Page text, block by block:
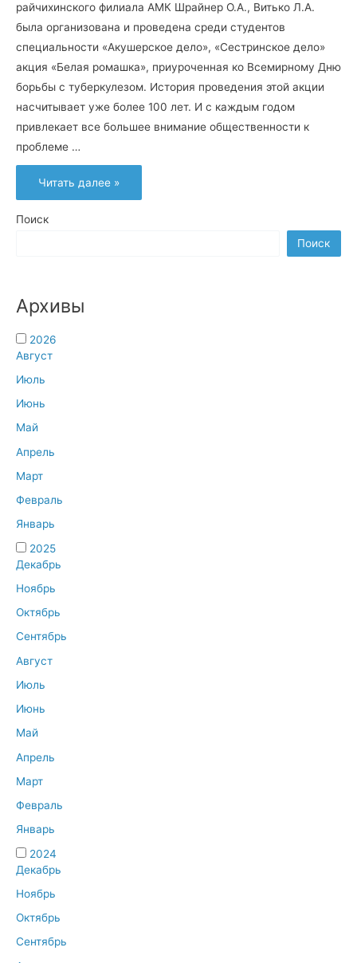
райчихинского филиала АМК Шрайнер О.А., Витько Л.А.
была организована и проведена среди студентов
специальности «Акушерское дело», «Сестринское дело»
акция «Белая ромашка», приуроченная ко Всемирному Дню
борьбы с туберкулезом. История проведения этой акции
насчитывает уже более 100 лет. И с каждым годом
привлекает все большее внимание общественности к
проблеме …
В
филиале
АМК
Райчихинска
Читать далее »
Поиск
Поиск
Архивы
2026
Август
Июль
Июнь
Май
Апрель
Март
Февраль
Январь
2025
Декабрь
Ноябрь
Октябрь
Сентябрь
Август
Июль
Июнь
Май
Апрель
Март
Февраль
Январь
2024
Декабрь
Ноябрь
Октябрь
Сентябрь